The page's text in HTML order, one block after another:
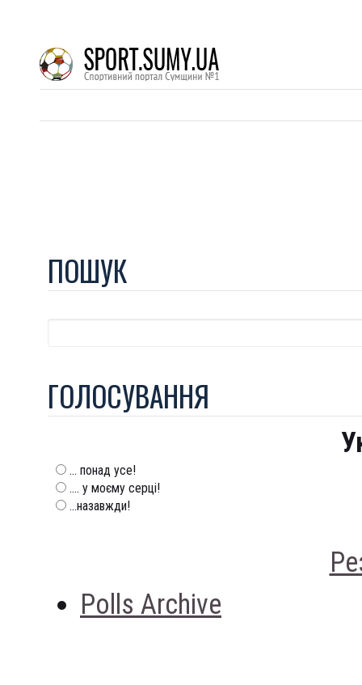
ПОШУК
ГОЛОСУВАННЯ
... понад усе!
.... у моєму серці!
...назавжди!
Polls Archive